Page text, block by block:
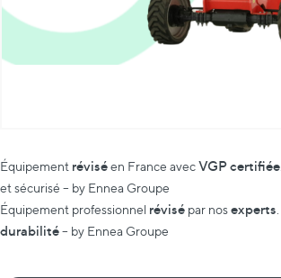
Équipement réviséen France avecVGP certifiée
et sécurisé – by Ennea Groupe
Équipement professionnel révisé par nosexperts
durabilité– by Ennea Groupe